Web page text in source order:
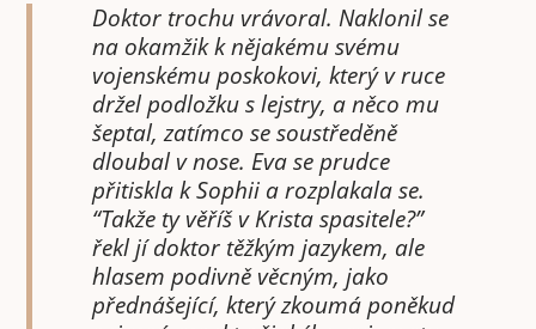
Doktor trochu vrávoral. Naklonil se
na okamžik k nějakému svému
vojenskému poskokovi, který v ruce
držel podložku s lejstry, a něco mu
šeptal, zatímco se soustředěně
dloubal v nose. Eva se prudce
přitiskla k Sophii a rozplakala se.
“Takže ty věříš v Krista spasitele?”
řekl jí doktor těžkým jazykem, ale
hlasem podivně věcným, jako
přednášející, který zkoumá poněkud